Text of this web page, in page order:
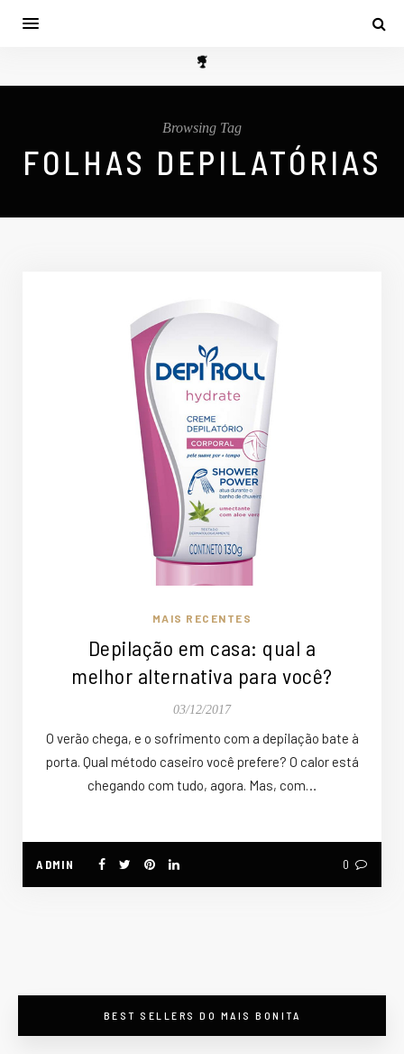
Browsing Tag
FOLHAS DEPILATÓRIAS
MAIS RECENTES
Depilação em casa: qual a
melhor alternativa para você?
03/12/2017
O verão chega, e o sofrimento com a depilação bate à
porta. Qual método caseiro você prefere? O calor está
chegando com tudo, agora. Mas, com…
ADMIN 0
BEST SELLERS DO MAIS BONITA